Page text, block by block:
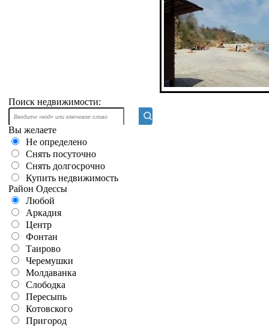
Поиск недвижимости:
Вы желаете
Не определено
Снять посуточно
Снять долгосрочно
Купить недвижимость
Район Одессы
Любой
Аркадия
Центр
Фонтан
Таирово
Черемушки
Молдаванка
Слободка
Пересыпь
Котовского
Пригород